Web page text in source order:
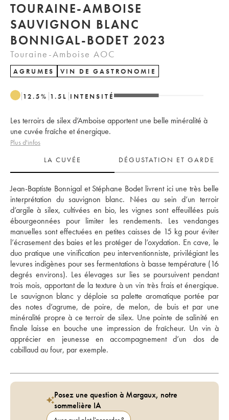
TOURAINE-AMBOISE
SAUVIGNON BLANC
BONNIGAL-BODET 2023
Touraine-Amboise AOC
AGRUMES VIN DE GASTRONOMIE
12.5% 1.5 L INTENSITÉ
Les terroirs de silex d’Amboise apportent une belle minéralité à
une cuvée fraîche et énergique.
Plus d'infos
LA CUVÉE
DÉGUSTATION ET GARDE
Jean-Baptiste Bonnigal et Stéphane Bodet livrent ici une très belle
interprétation du sauvignon blanc. Nées au sein d’un terroir
d’argile à silex, cultivées en bio, les vignes sont effeuillées puis
ébourgeonnées pour limiter les rendements. Les vendanges
manuelles sont effectuées en petites caisses de 15 kg pour éviter
l’écrasement des baies et les protéger de l’oxydation. En cave, le
duo pratique une vinification peu interventionniste, privilégiant les
levures indigènes pour ses fermentations à basse température (16
degrés environs). Les élevages sur lies se poursuivent pendant
trois mois, apportant de la texture à un vin très frais et énergique.
Le sauvignon blanc y déploie sa palette aromatique portée par
des notes d’agrume, de poire, de melon, de buis et par une
minéralité propre à ce terroir de silex. Une pointe de salinité en
finale laisse en bouche une impression de fraîcheur. Un vin à
apprécier en jeunesse en accompagnement d’un dos de
cabillaud au four, par exemple.
Posez une question à Margaux, notre
sommelière IA